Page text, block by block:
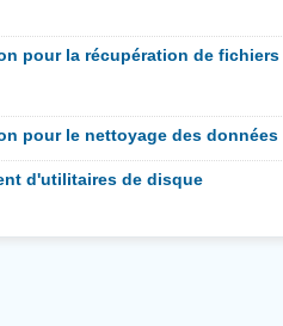
pour la récupération de fichiers
pour le nettoyage des données
d'utilitaires de disque